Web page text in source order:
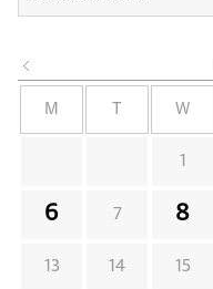
M W
1
6 7 8
13 14 15